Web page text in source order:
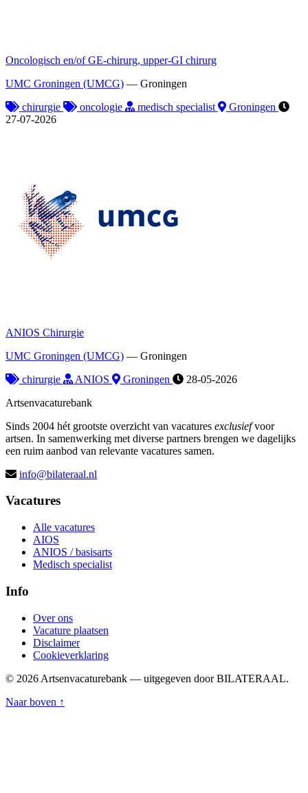
Oncologisch en/of GE-chirurg, upper-GI chirurg
UMC Groningen (UMCG) — Groningen
chirurgie
oncologie medisch specialist
Groningen
27-07-2026
ANIOS Chirurgie
UMC Groningen (UMCG) — Groningen
chirurgie
ANIOS Groningen
28-05-2026
Artsenvacaturebank
Sinds 2004 hét grootste overzicht van vacatures exclusiefvoor
artsen. In samenwerking met diverse partners brengen we dagelijks
een ruim aanbod van relevante vacatures samen.
info@bilateraal.nl
Vacatures
Alle vacatures
AIOS
ANIOS / basisarts
Medisch specialist
Info
Over ons
Vacature plaatsen
Disclaimer
Cookieverklaring
© 2026 Artsenvacaturebank — uitgegeven door BILATERAAL.
Naar boven ↑